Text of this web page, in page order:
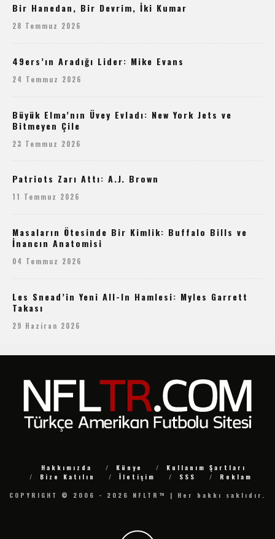
Bir Hanedan, Bir Devrim, İki Kumar
28 Temmuz 2026
49ers’ın Aradığı Lider: Mike Evans
24 Temmuz 2026
Büyük Elma’nın Üvey Evladı: New York Jets ve
Bitmeyen Çile
23 Temmuz 2026
Patriots Zarı Attı: A.J. Brown
11 Temmuz 2026
Masaların Ötesinde Bir Kimlik: Buffalo Bills ve
İnancın Anatomisi
04 Temmuz 2026
Les Snead’in Yeni All-In Hamlesi: Myles Garrett
Takası
29 Haziran 2026
Hakkımızda Künye
Kullanım Şartları
Bize Katılın
İletişim SSS
Reklam
COPYRIGHT © 2006 - 2026 NFLTR™ | Her hakkı saklıdır.